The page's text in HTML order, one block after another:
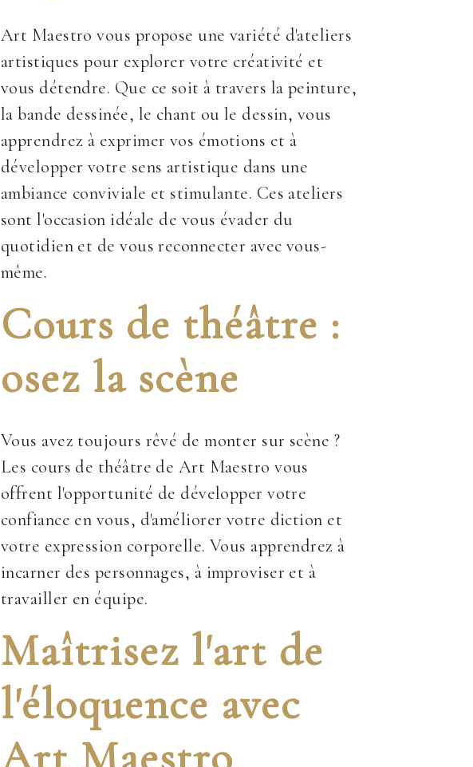
Art Maestro vous propose une variété d'ateliers
artistiques pour explorer votre créativité et
vous détendre. Que ce soit à travers la peinture,
la bande dessinée, le chant ou le dessin, vous
apprendrez à exprimer vos émotions et à
développer votre sens artistique dans une
ambiance conviviale et stimulante. Ces ateliers
sont l'occasion idéale de vous évader du
quotidien et de vous reconnecter avec vous-
même.
Cours de théâtre :
osez la scène
Vous avez toujours rêvé de monter sur scène ?
Les cours de théâtre de Art Maestro vous
offrent l'opportunité de développer votre
confiance en vous, d'améliorer votre diction et
votre expression corporelle. Vous apprendrez à
incarner des personnages, à improviser et à
travailler en équipe.
Maîtrisez l'art de
l'éloquence avec